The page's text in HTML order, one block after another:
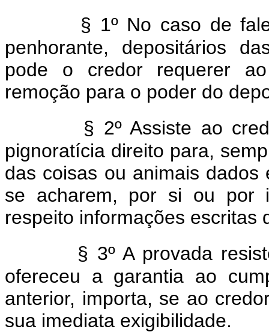
§ 1º No caso de
penhorante, depositários
pode o credor requerer
remoção para o poder do
§ 2º Assiste ao
pignoratícia direito para,
das coisas ou animais dados
se acharem, por si ou por
respeito informações escritas
§ 3º A provada
ofereceu a garantia ao
anterior, importa, se ao
sua imediata exigibilidade.